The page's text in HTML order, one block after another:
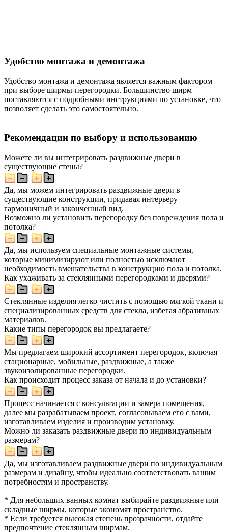
Удобство монтажа и демонтажа
Удобство монтажа и демонтажа является важным фактором
при выборе ширмы-перегородки. Большинство ширм
поставляются с подробными инструкциями по установке, что
позволяет сделать это самостоятельно.
Рекомендации по выбору и использованию
Можете ли вы интегрировать раздвижные двери в
существующие стены?
Да, мы можем интегрировать раздвижные двери в
существующие конструкции, придавая интерьеру
гармоничный и законченный вид.
Возможно ли установить перегородку без повреждения пола и
потолка?
Да, мы используем специальные монтажные системы,
которые минимизируют или полностью исключают
необходимость вмешательства в конструкцию пола и потолка.
Как ухаживать за стеклянными перегородками и дверями?
Стеклянные изделия легко чистить с помощью мягкой ткани и
специализированных средств для стекла, избегая абразивных
материалов.
Какие типы перегородок вы предлагаете?
Мы предлагаем широкий ассортимент перегородок, включая
стационарные, мобильные, раздвижные, а также
звукоизолированные перегородки.
Как происходит процесс заказа от начала и до установки?
Процесс начинается с консультации и замера помещения,
далее мы разрабатываем проект, согласовываем его с вами,
изготавливаем изделия и производим установку.
Можно ли заказать раздвижные двери по индивидуальным
размерам?
Да, мы изготавливаем раздвижные двери по индивидуальным
размерам и дизайну, чтобы идеально соответствовать вашим
потребностям и пространству.
* Для небольших ванных комнат выбирайте раздвижные или
складные ширмы, которые экономят пространство.
* Если требуется высокая степень прозрачности, отдайте
предпочтение стеклянным ширмам.